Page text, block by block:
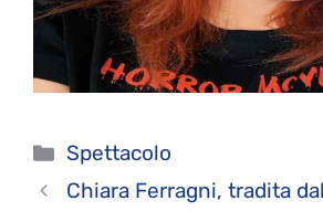
Categorie
Spettacolo
Chiara Ferragni, tradita